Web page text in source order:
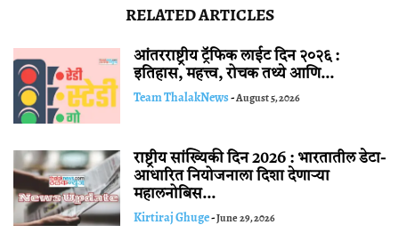
RELATED ARTICLES
आंतरराष्ट्रीय ट्रॅफिक लाईट दिन २०२६ :
इतिहास, महत्त्व, रोचक तथ्ये आणि...
Team ThalakNews-August 5, 2026
राष्ट्रीय सांख्यिकी दिन 2026 : भारतातील डेटा-
आधारित नियोजनाला दिशा देणाऱ्या
महालनोबिस...
Kirtiraj Ghuge-June 29, 2026